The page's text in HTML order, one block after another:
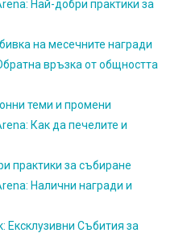
Най-добри практики за
на месечните награди
връзка от общността
теми и промени
Как да печелите и
практики за събиране
Налични награди и
Ексклузивни Събития за